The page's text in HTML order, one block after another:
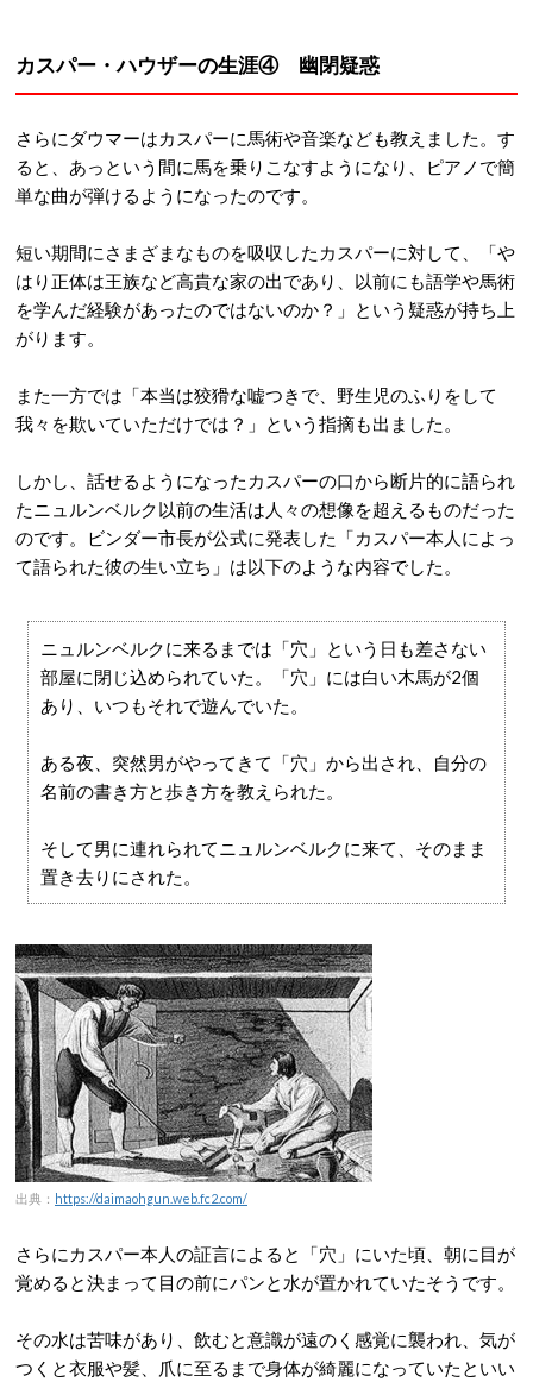
カスパー・ハウザーの生涯④ 幽閉疑惑
さらにダウマーはカスパーに馬術や音楽なども教えました。す
ると、あっという間に馬を乗りこなすようになり、ピアノで簡
単な曲が弾けるようになったのです。
短い期間にさまざまなものを吸収したカスパーに対して、「や
はり正体は王族など高貴な家の出であり、以前にも語学や馬術
を学んだ経験があったのではないのか？」という疑惑が持ち上
がります。
また一方では「本当は狡猾な嘘つきで、野生児のふりをして
我々を欺いていただけでは？」という指摘も出ました。
しかし、話せるようになったカスパーの口から断片的に語られ
たニュルンベルク以前の生活は人々の想像を超えるものだった
のです。ビンダー市長が公式に発表した「カスパー本人によっ
て語られた彼の生い立ち」は以下のような内容でした。
ニュルンベルクに来るまでは「穴」という日も差さない
部屋に閉じ込められていた。「穴」には白い木馬が2個
あり、いつもそれで遊んでいた。
ある夜、突然男がやってきて「穴」から出され、自分の
名前の書き方と歩き方を教えられた。
そして男に連れられてニュルンベルクに来て、そのまま
置き去りにされた。
出典： https://daimaohgun.web.fc2.com/
さらにカスパー本人の証言によると「穴」にいた頃、朝に目が
覚めると決まって目の前にパンと水が置かれていたそうです。
その水は苦味があり、飲むと意識が遠のく感覚に襲われ、気が
つくと衣服や髪、爪に至るまで身体が綺麗になっていたといい